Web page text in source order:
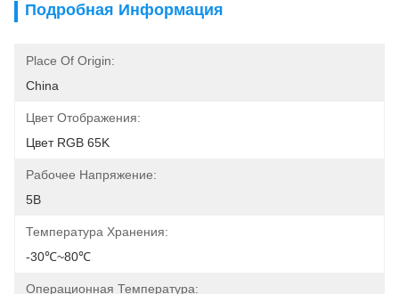
Подробная Информация
Place Of Origin:
China
Цвет Отображения:
Цвет RGB 65K
Рабочее Напряжение:
5В
Температура Хранения:
-30℃~80℃
Операционная Температура: